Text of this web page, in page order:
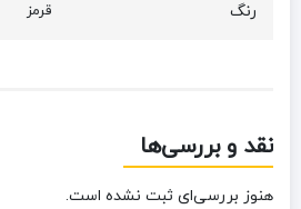
رنگ قرمز
نقد و بررسی‌ها
هنوز بررسی‌ای ثبت نشده است.